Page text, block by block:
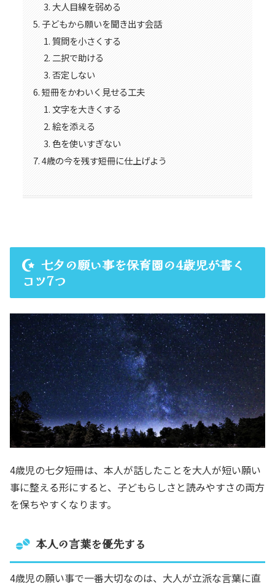
大人目線を弱める
子どもから願いを聞き出す会話
質問を小さくする
二択で助ける
否定しない
短冊をかわいく見せる工夫
文字を大きくする
絵を添える
色を使いすぎない
4歳の今を残す短冊に仕上げよう
七夕の願い事を保育園の4歳児が書く
コツ7つ
4歳児の七夕短冊は、本人が話したことを大人が短い願い
事に整える形にすると、子どもらしさと読みやすさの両方
を保ちやすくなります。
本人の言葉を優先する
4歳児の願い事で一番大切なのは、大人が立派な言葉に直